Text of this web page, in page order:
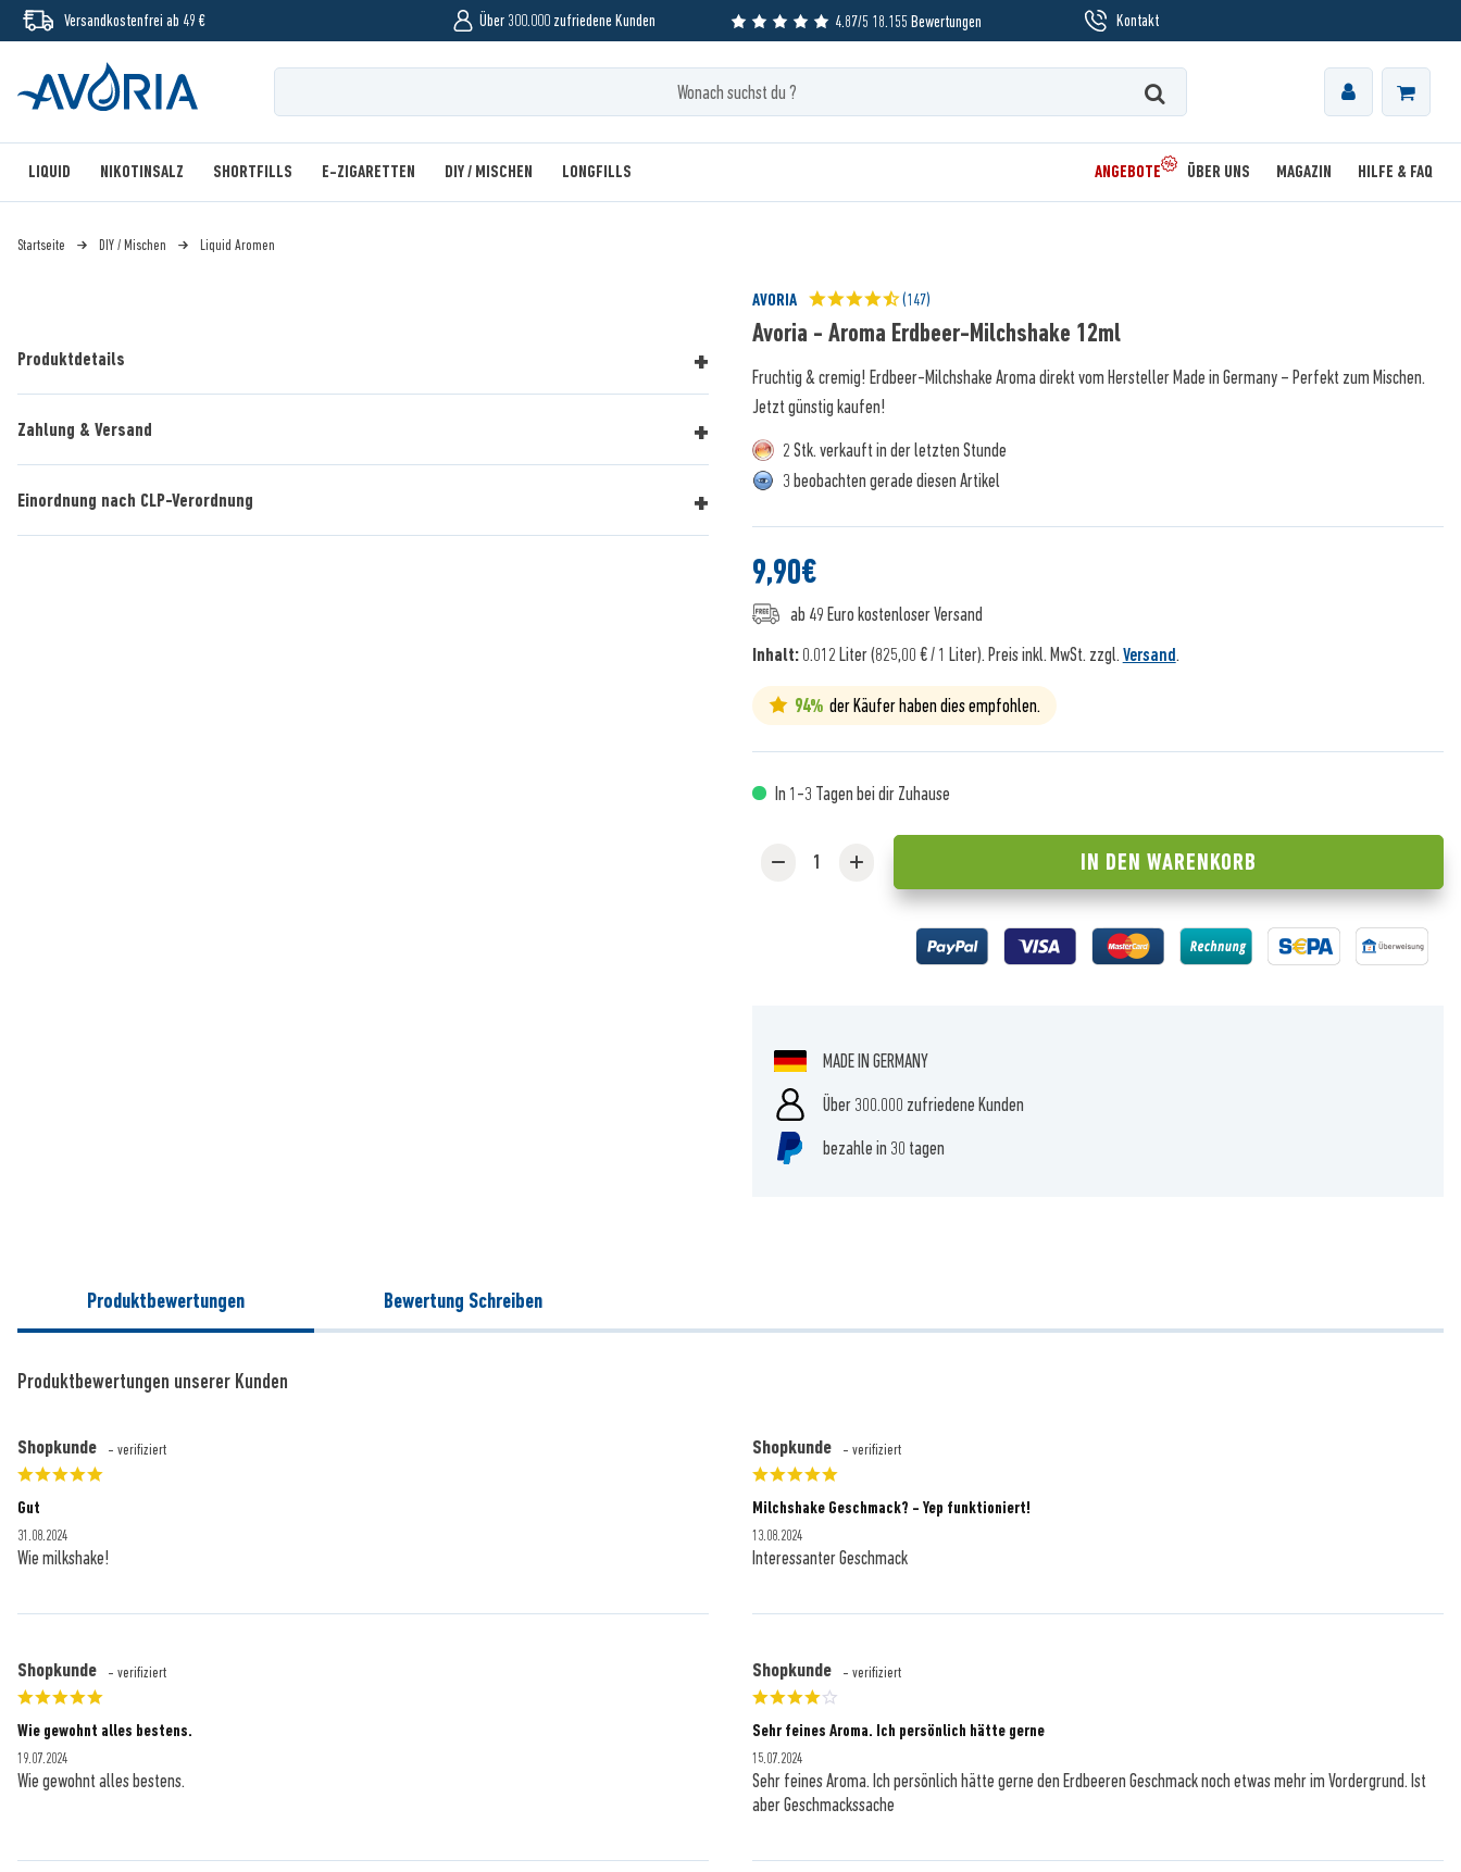
Versandkostenfrei ab 49 € Über 300.000 zufriedene Kunden 4.87/5 18.155 Bewertungen Kontakt
LIQUID NIKOTINSALZ SHORTFILLS E-ZIGARETTEN DIY / MISCHEN LONGFILLS HILFE & FAQ
MAGAZIN
ÜBER UNS
ANGEBOTE
Startseite DIY / Mischen Liquid Aromen
Produktdetails
Zahlung & Versand
Einordnung nach CLP-Verordnung
AVORIA (147)
Avoria - Aroma Erdbeer-Milchshake 12ml
Fruchtig & cremig! Erdbeer-Milchshake Aroma direkt vom Hersteller Made in Germany – Perfekt zum Mischen.
Jetzt günstig kaufen!
2 Stk. verkauft in der letzten Stunde
3 beobachten gerade diesen Artikel
9,90€
ab 49 Euro kostenloser Versand
Inhalt:0.012 Liter (825,00 € / 1 Liter). Preis inkl. MwSt. zzgl. Versand.
94% der Käufer haben dies empfohlen.
In 1-3 Tagen bei dir Zuhause
IN DEN WARENKORB
MADE IN GERMANY
Über 300.000 zufriedene Kunden
bezahle in 30 tagen
Produktbewertungen Bewertung Schreiben
Produktbewertungen unserer Kunden
Shopkunde - verifiziert
Gut
31.08.2024
Wie milkshake!
Shopkunde - verifiziert
Milchshake Geschmack? - Yep funktioniert!
13.08.2024
Interessanter Geschmack
Shopkunde - verifiziert
Wie gewohnt alles bestens.
19.07.2024
Wie gewohnt alles bestens.
Shopkunde - verifiziert
Sehr feines Aroma. Ich persönlich hätte gerne
15.07.2024
Sehr feines Aroma. Ich persönlich hätte gerne den Erdbeeren Geschmack noch etwas mehr im Vordergrund. Ist
aber Geschmackssache